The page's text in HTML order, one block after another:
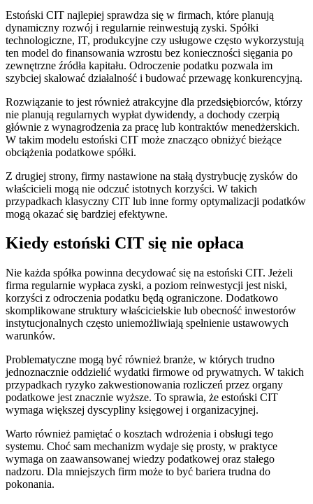
Estoński CIT najlepiej sprawdza się w firmach, które planują
dynamiczny rozwój i regularnie reinwestują zyski. Spółki
technologiczne, IT, produkcyjne czy usługowe często wykorzystują
ten model do finansowania wzrostu bez konieczności sięgania po
zewnętrzne źródła kapitału. Odroczenie podatku pozwala im
szybciej skalować działalność i budować przewagę konkurencyjną.
Rozwiązanie to jest również atrakcyjne dla przedsiębiorców, którzy
nie planują regularnych wypłat dywidendy, a dochody czerpią
głównie z wynagrodzenia za pracę lub kontraktów menedżerskich.
W takim modelu estoński CIT może znacząco obniżyć bieżące
obciążenia podatkowe spółki.
Z drugiej strony, firmy nastawione na stałą dystrybucję zysków do
właścicieli mogą nie odczuć istotnych korzyści. W takich
przypadkach klasyczny CIT lub inne formy optymalizacji podatków
mogą okazać się bardziej efektywne.
Kiedy estoński CIT się nie opłaca
Nie każda spółka powinna decydować się na estoński CIT. Jeżeli
firma regularnie wypłaca zyski, a poziom reinwestycji jest niski,
korzyści z odroczenia podatku będą ograniczone. Dodatkowo
skomplikowane struktury właścicielskie lub obecność inwestorów
instytucjonalnych często uniemożliwiają spełnienie ustawowych
warunków.
Problematyczne mogą być również branże, w których trudno
jednoznacznie oddzielić wydatki firmowe od prywatnych. W takich
przypadkach ryzyko zakwestionowania rozliczeń przez organy
podatkowe jest znacznie wyższe. To sprawia, że estoński CIT
wymaga większej dyscypliny księgowej i organizacyjnej.
Warto również pamiętać o kosztach wdrożenia i obsługi tego
systemu. Choć sam mechanizm wydaje się prosty, w praktyce
wymaga on zaawansowanej wiedzy podatkowej oraz stałego
nadzoru. Dla mniejszych firm może to być bariera trudna do
pokonania.